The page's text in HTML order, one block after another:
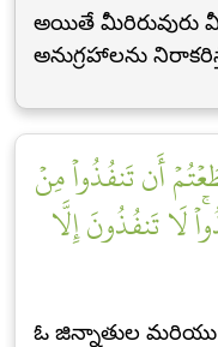
అయితే మీరిరువురు
అనుగ్రహాలను
أَن تَنفُذُواْ مِنۡ
لَا تَنفُذُونَ إِلَّا
ఓ జిన్నాతుల